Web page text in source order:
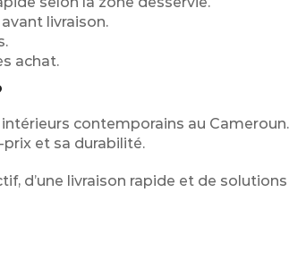
livraison.
achat.
contemporains au
et sa durabilité.
d’une livraison rapide et de